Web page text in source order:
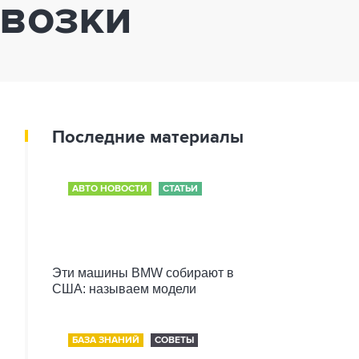
Последние материалы
АВТО НОВОСТИ СТАТЬИ
Эти машины BMW собирают в
США: называем модели
БАЗА ЗНАНИЙ СОВЕТЫ